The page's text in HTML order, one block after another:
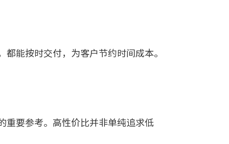
能按时交付，为客户节约时间成本。
要参考。高性价比并非单纯追求低